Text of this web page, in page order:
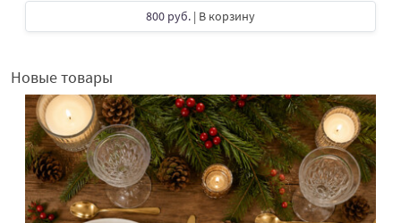
800 руб. | В корзину
Новые товары